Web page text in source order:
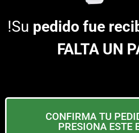
!Su pedido fue
FALTA UN
CONFIRMA TU
PRESIONA ESTE